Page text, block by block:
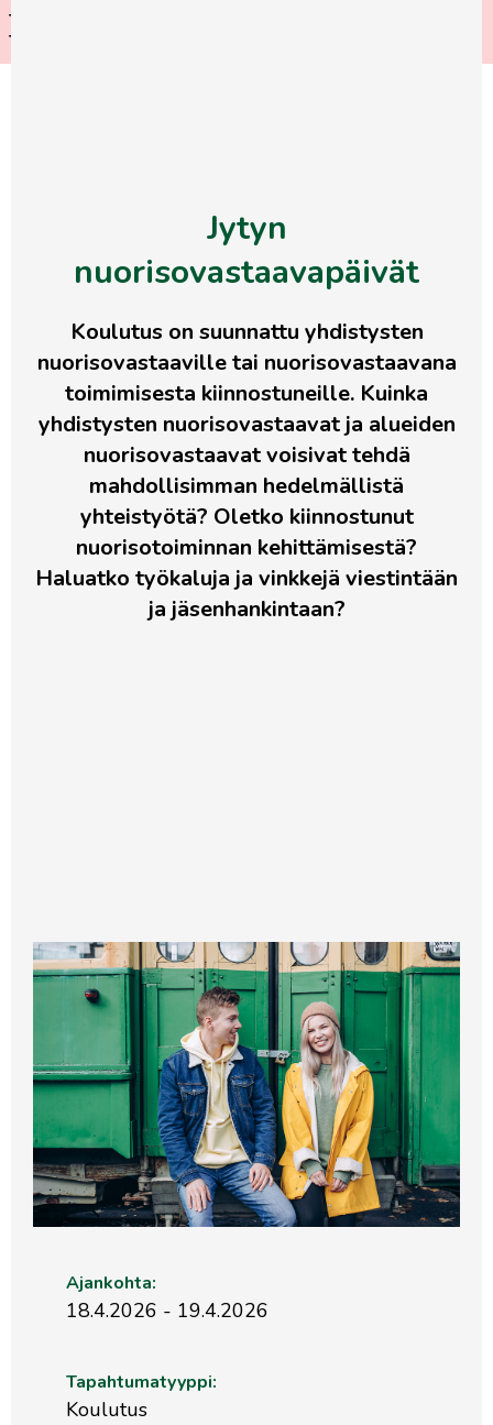
Tule mukaan jäsenristeilylle
Tukholmaan!
Jytyn
nuorisovastaavapäivät
Koulutus on suunnattu yhdistysten
nuorisovastaaville tai nuorisovastaavana
toimimisesta kiinnostuneille. Kuinka
yhdistysten nuorisovastaavat ja alueiden
nuorisovastaavat voisivat tehdä
mahdollisimman hedelmällistä
yhteistyötä? Oletko kiinnostunut
nuorisotoiminnan kehittämisestä?
Haluatko työkaluja ja vinkkejä viestintään
ja jäsenhankintaan?
Ajankohta:
18.4.2026 - 19.4.2026
Tapahtumatyyppi:
Koulutus